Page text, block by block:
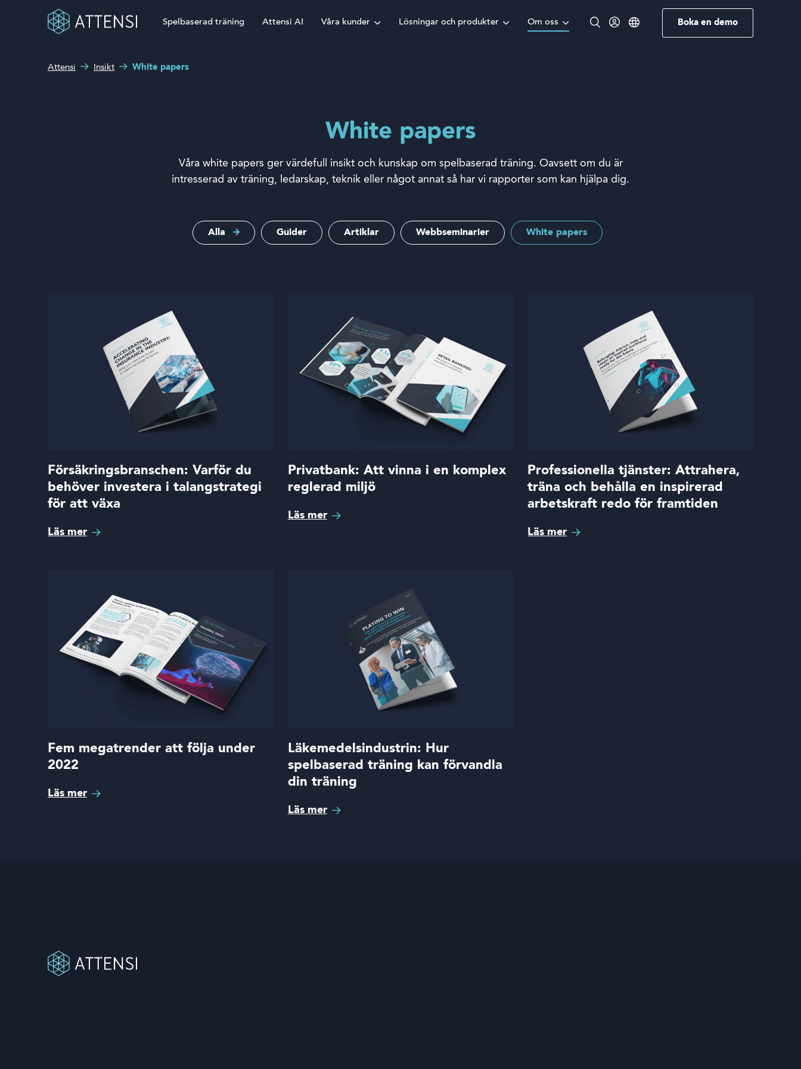
Spelbaserad träning Attensi AI Våra kunder Lösningar och produkter Om oss Boka en demo
Lösningar och produkter
Inloggning
Attensi Insikt White papers
White papers
Våra white papers ger värdefull insikt och kunskap om spelbaserad träning. Oavsett om du är
intresserad av träning, ledarskap, teknik eller något annat så har vi rapporter som kan hjälpa dig.
Alla Guider Artiklar Webbseminarier White papers
Försäkringsbranschen: Varför du
behöver investera i talangstrategi
för att växa
Läs mer
Privatbank: Att vinna i en komplex
reglerad miljö
Läs mer
Professionella tjänster: Attrahera,
träna och behålla en inspirerad
arbetskraft redo för framtiden
Läs mer
Fem megatrender att följa under
2022
Läs mer
Läkemedelsindustrin: Hur
spelbaserad träning kan förvandla
din träning
Läs mer